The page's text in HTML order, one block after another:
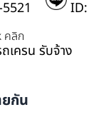
ID:
คลิก
เครน รับจ้าง
กัน